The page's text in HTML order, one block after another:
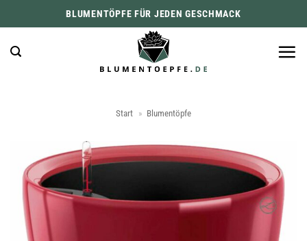
Inhalt
springen
BLUMENTÖPFE FÜR JEDEN GESCHMACK
Start » Blumentöpfe